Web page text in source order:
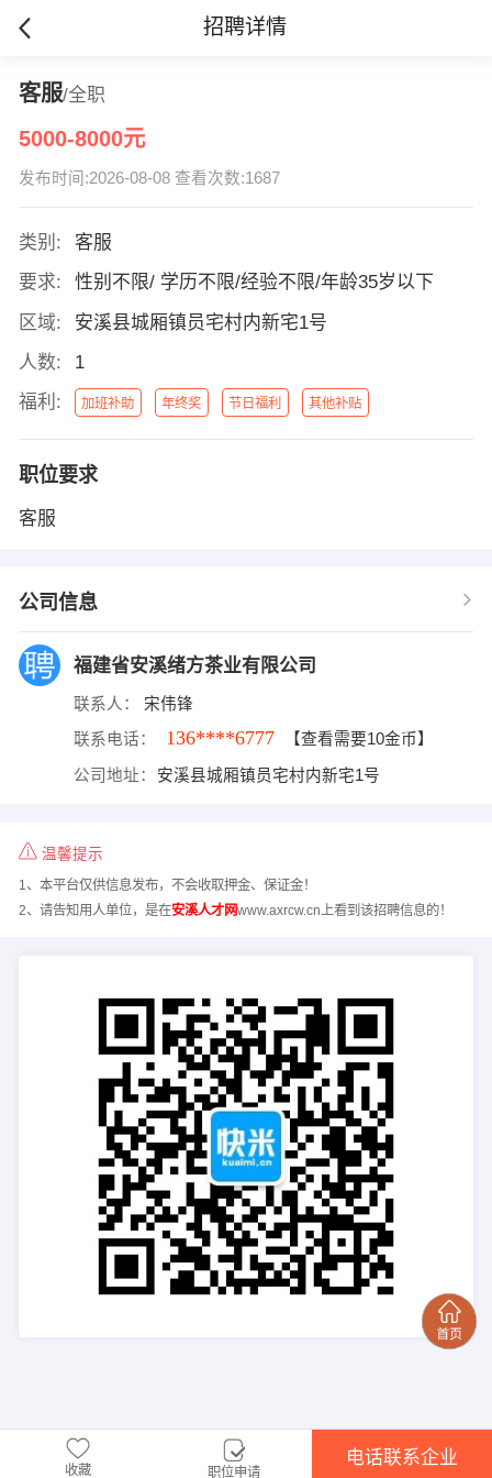
招聘详情
客服/全职
5000-8000元
发布时间:2026-08-08 查看次数:1687
类别:
客服
要求:
性别不限/ 学历不限/经验不限/年龄35岁以下
区域:
安溪县城厢镇员宅村内新宅1号
人数:
1
福利:
加班补助 年终奖 节日福利 其他补贴
职位要求
客服
公司信息
福建省安溪绪方茶业有限公司
联系人： 宋伟锋
联系电话： 136****6777 【查看需要10金币】
公司地址： 安溪县城厢镇员宅村内新宅1号
温馨提示
1、本平台仅供信息发布，不会收取押金、保证金！
2、请告知用人单位，是在安溪人才网www.axrcw.cn上看到该招聘信息的！
收藏 职位申请
电话联系企业